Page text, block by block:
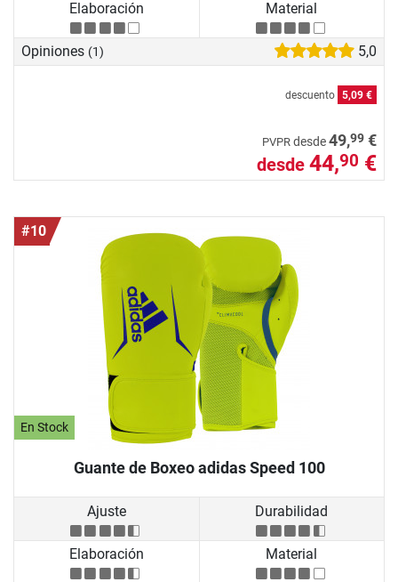
Elaboración Material
Opiniones (1) 5,0
descuento 5,09 €
PVPR desde49,99 €
desde 44,90 €
#10
En Stock
Guante de Boxeo adidas Speed 100
Ajuste Durabilidad
Elaboración Material